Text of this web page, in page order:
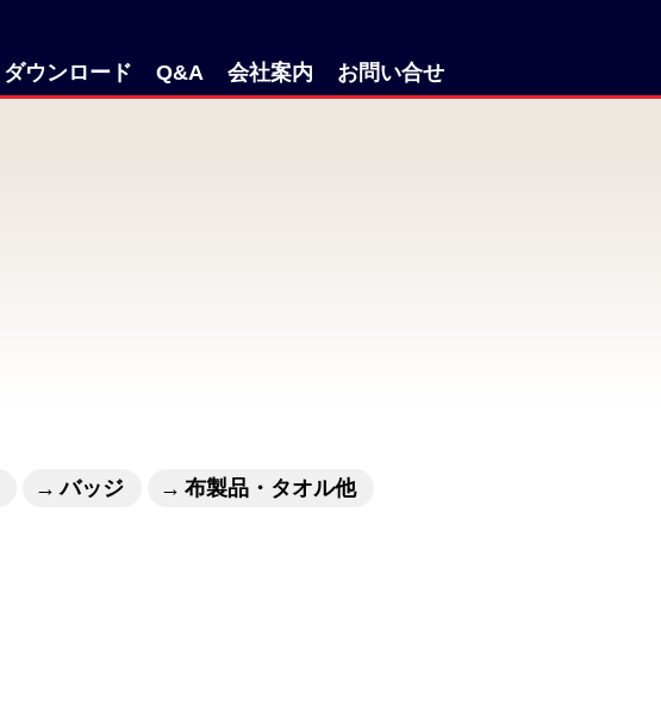
ダウンロード Q&A 会社案内 お問い合せ
バッジ 布製品・タオル他